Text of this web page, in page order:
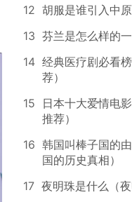
12 胡服是谁引入中
13 芬兰是怎么样的
14 经典医疗剧必看
荐）
15
日本十大爱情电
推荐）
16 韩国叫棒子国的
国的历史真相）
17 夜明珠是什么（